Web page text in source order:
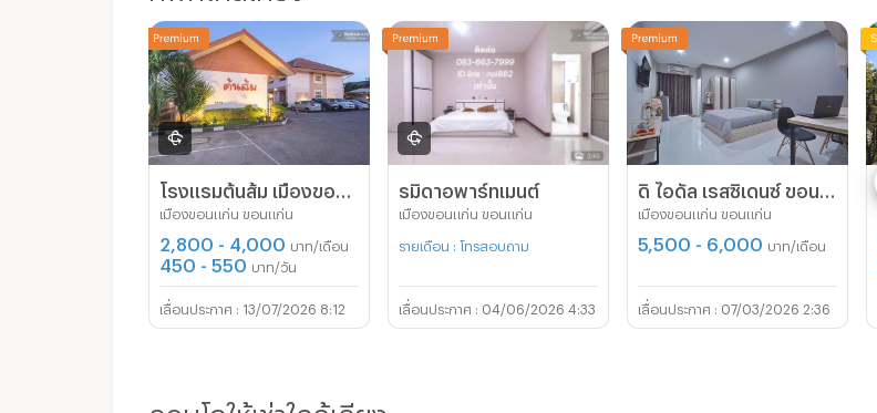
เมืองขอนแก่น ขอนแก่น
2,800 - 4,000 บาท/เดือน
450 - 550 บาท/วัน
13/07/2026 8:12
รมิดาอพาร์ทเมนต์
เมืองขอนแก่น ขอนแก่น
รายเดือน : โทรสอบถาม
04/06/2026 4:33
เมืองขอนแก่น ขอนแก่น
5,500 - 6,000 บาท/เดือน
07/03/2026 2:36